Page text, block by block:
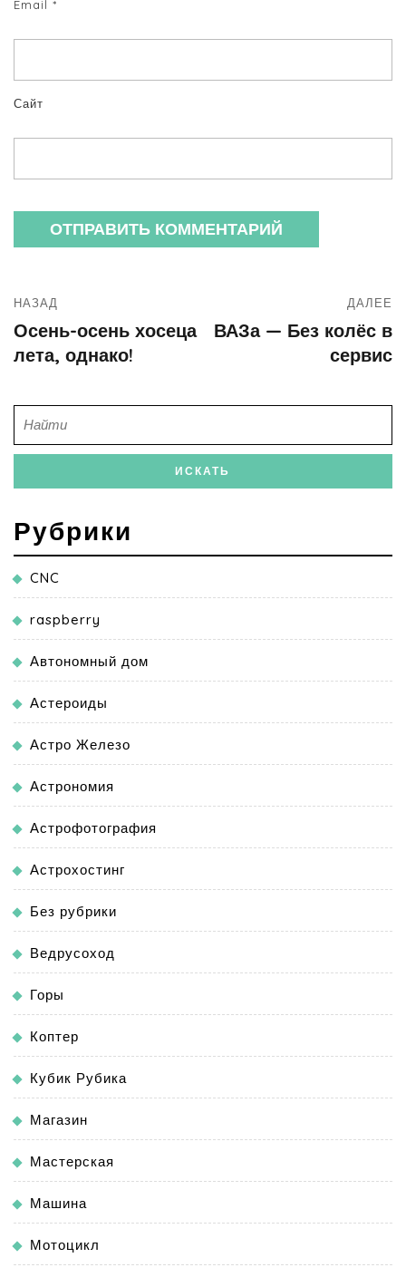
Email *
Сайт
НАЗАД
Осень-осень хосеца
лета, однако!
ДАЛЕЕ
ВАЗа — Без колёс в
сервис
Рубрики
CNC
raspberry
Автономный дом
Астероиды
Астро Железо
Астрономия
Астрофотография
Астрохостинг
Без рубрики
Ведрусоход
Горы
Коптер
Кубик Рубика
Магазин
Мастерская
Машина
Мотоцикл